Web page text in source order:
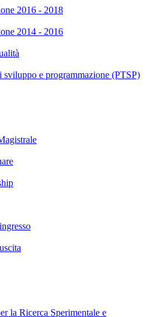
2016 - 2018
2014 - 2016
sviluppo e programmazione (PTSP)
la Ricerca Sperimentale e